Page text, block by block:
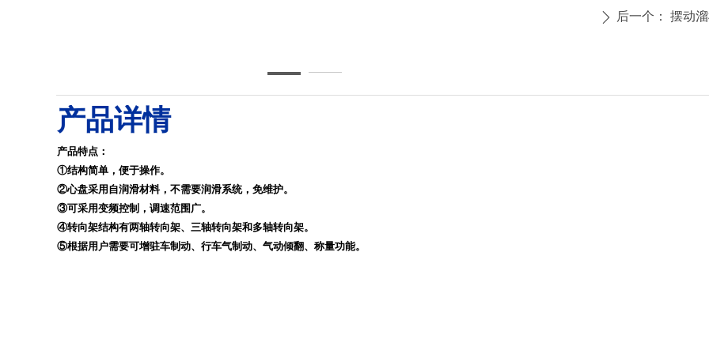
ꄲ 后一个： 摆动
产品特点：
①结构简单，便于操作。
②心盘采用自润滑材料，不需要润滑系统，免维护。
③可采用变频控制，调速范围广。
④转向架结构有两轴转向架、三轴转向架和多轴转向架。
⑤根据用户需要可增驻车制动、行车气制动、气动倾翻、称量功能。
产品详情